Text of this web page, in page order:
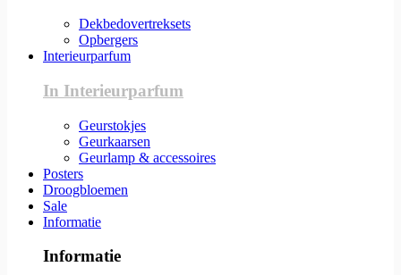
Dekbedovertreksets
Opbergers
Interieurparfum
In Interieurparfum
Geurstokjes
Geurkaarsen
Geurlamp & accessoires
Posters
Droogbloemen
Sale
Informatie
Informatie